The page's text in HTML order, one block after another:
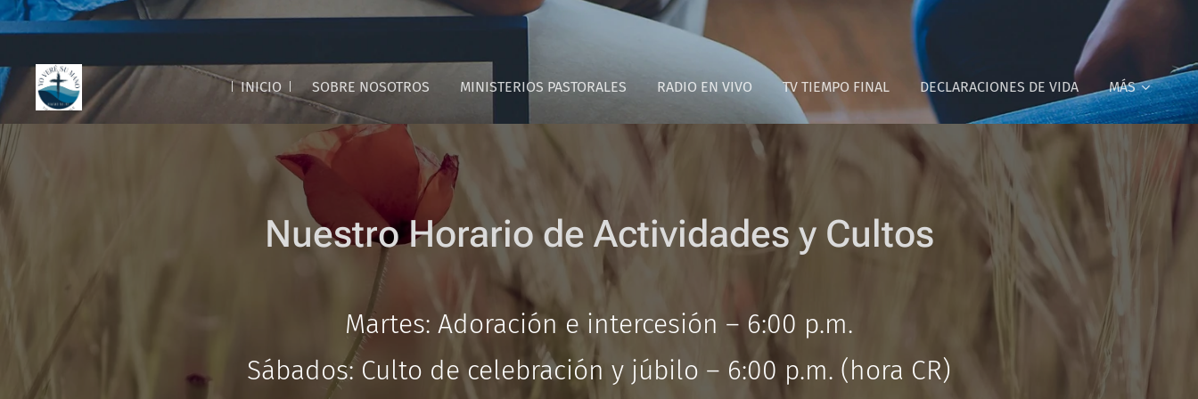
INICIO SOBRE NOSOTROS MINISTERIOS PASTORALES RADIO EN VIVO TV TIEMPO FINAL DECLARACIONES DE VIDA MÁS
Nuestro Horario de Actividades y Cultos
Martes: Adoración e intercesión – 6:00 p.m.
Sábados: Culto de celebración y júbilo – 6:00 p.m. (hora CR)